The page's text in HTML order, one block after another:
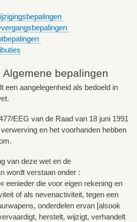
Algemene bepalingen
een aangelegenheid als bedoeld in
EEG van de Raad van 18 juni 1991
en het voorhanden hebben
van deze wet en de
wordt verstaan onder :
eenieder die voor eigen rekening en
of als nevenactiviteit, tegen een
onderdelen ervan [alsook
herstelt, wijzigt, verhandelt